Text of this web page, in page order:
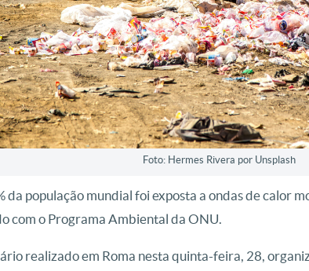
Foto: Hermes Rivera por Unsplash
da população mundial foi exposta a ondas de calor
com o Programa Ambiental da ONU.
realizado em Roma nesta quinta-feira, 28,